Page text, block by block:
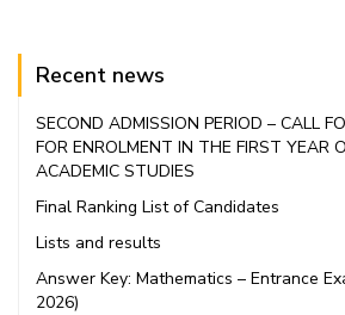
Recent news
SECOND ADMISSION PERIOD – CALL
FOR ENROLMENT IN THE FIRST YEAR
ACADEMIC STUDIES
Final Ranking List of Candidates
Lists and results
Answer Key: Mathematics – Entrance
2026)